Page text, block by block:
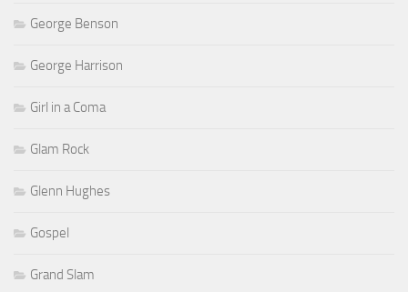
George Benson
George Harrison
Girl in a Coma
Glam Rock
Glenn Hughes
Gospel
Grand Slam